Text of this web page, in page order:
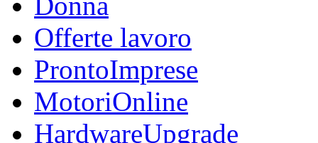
Offerte lavoro
ProntoImprese
MotoriOnline
HardwareUpgrade